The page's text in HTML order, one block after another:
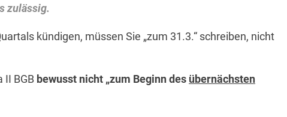
zulässig.
kündigen, müssen Sie „zum 31.3.“ schreiben, nicht
II BGB bewusst nicht „zum Beginn des übernächsten